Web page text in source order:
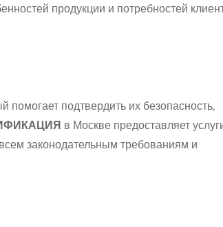
продукции и потребностей
подтвердить их безопасность,
в Москве предоставляет
законодательным требованиям и